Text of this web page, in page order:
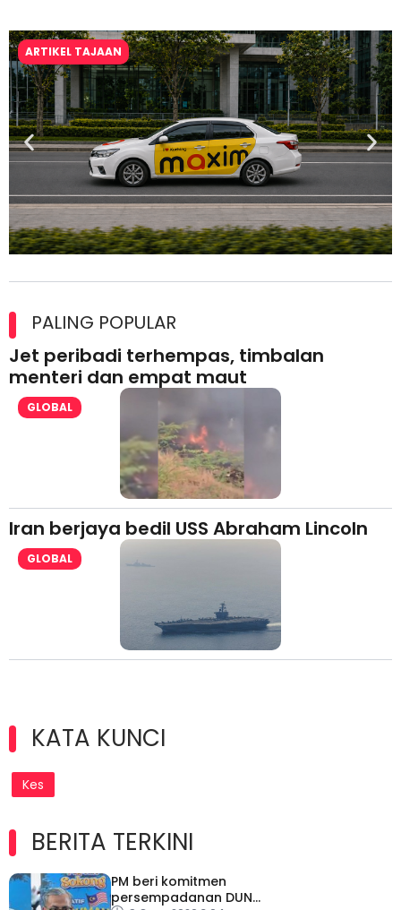
ARTIKEL TAJAAN
lesen separuh pertama 2026
PALING POPULAR
Jet peribadi terhempas, timbalan
menteri dan empat maut
GLOBAL
Iran berjaya bedil USS Abraham Lincoln
GLOBAL
KATA KUNCI
Kes
BERITA TERKINI
PM beri komitmen
persempadanan DUN